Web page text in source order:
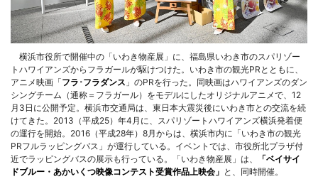
横浜市役所で開催中の「いわき物産展」に、福島県いわき市のスパリゾー
トハワイアンズからフラガールが駆けつけた。いわき市の観光PRとともに、
アニメ映画「フラ･フラダンス 」のPRを行った。同映画はハワイアンズのダン
シングチーム（通称＝フラガール）をモデルにしたオリジナルアニメで、12
月3日に公開予定。横浜市交通局は、東日本大震災後にいわき市との交流を続
けてきた。2013（平成25）年4月に、スパリゾートハワイアンズ横浜発着便
の運行を開始。2016（平成28年）8月からは、横浜市内に「いわき市の観光
PRフルラッピングバス」が運行している。イベントでは、市役所北プラザ付
近でラッピングバスの展示も行っている。「いわき物産展」は、
「ベイサイ
ドブルー・あかいくつ映像コンテスト受賞作品上映会」 と、同時開催。